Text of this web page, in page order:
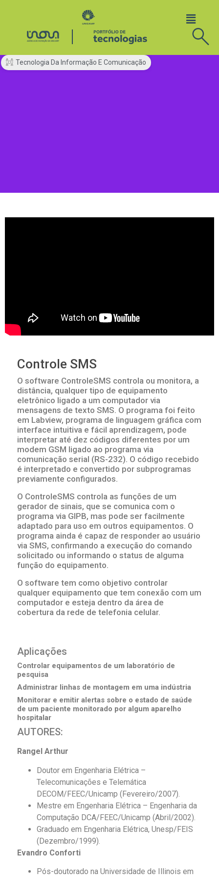
Tecnologia Da Informação E Comunicação
Controle SMS
O software ControleSMS controla ou monitora, a
distância, qualquer tipo de equipamento
eletrônico ligado a um computador via
mensagens de texto SMS. O programa foi feito
em Labview, programa de linguagem gráfica com
interface intuitiva e fácil aprendizagem, pode
interpretar até dez códigos diferentes por um
modem GSM ligado ao programa via
comunicação serial (RS-232). O código recebido
é interpretado e convertido por subprogramas
previamente configurados.
O ControleSMS controla as funções de um
gerador de sinais, que se comunica com o
programa via GIPB, mas pode ser facilmente
adaptado para uso em outros equipamentos. O
programa ainda é capaz de responder ao usuário
via SMS, confirmando a execução do comando
solicitado ou informando o status de alguma
função do equipamento.
O software tem como objetivo controlar
qualquer equipamento que tem conexão com um
computador e esteja dentro da área de
cobertura da rede de telefonia celular.
Aplicações
Controlar equipamentos de um laboratório de
pesquisa
Administrar linhas de montagem em uma indústria
Monitorar e emitir alertas sobre o estado de saúde
de um paciente monitorado por algum aparelho
hospitalar
AUTORES:
Rangel Arthur
Doutor em Engenharia Elétrica –
Telecomunicações e Telemática
DECOM/FEEC/Unicamp (Fevereiro/2007).
Mestre em Engenharia Elétrica – Engenharia da
Computação DCA/FEEC/Unicamp (Abril/2002).
Graduado em Engenharia Elétrica, Unesp/FEIS
(Dezembro/1999).
Evandro Conforti
Pós-doutorado na Universidade de Illinois em